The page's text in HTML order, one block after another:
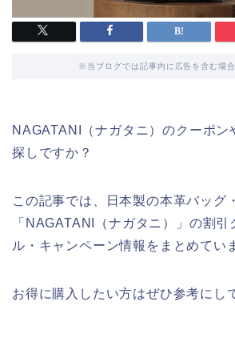
※当ブログでは記事内に広告を含む場
NAGATANI（ナガタニ）のクーポン
探しですか？
この記事では、日本製の本革バッグ
「NAGATANI（ナガタニ）」の割引
ル・キャンペーン情報をまとめてい
お得に購入したい方はぜひ参考にし